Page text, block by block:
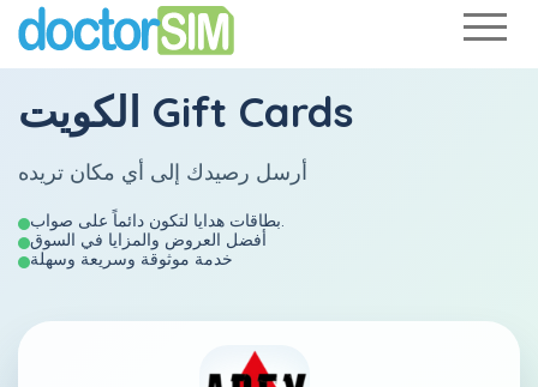
الكويت Gift Cards
أرسل رصيدك إلى أي مكان تريده
أفضل العروض والمزايا في السوق
خدمة موثوقة وسريعة وسهلة